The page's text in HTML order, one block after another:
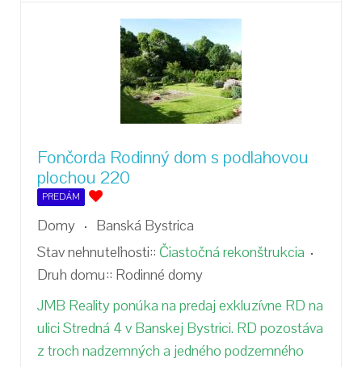
Fončorda Rodinný dom s podlahovou
plochou 220
PREDÁM
Domy
Banská Bystrica
Stav nehnuteľnosti:: Čiastočná rekonštrukcia
Druh domu:: Rodinné domy
JMB Reality ponúka na predaj exkluzívne RD na
ulici Stredná 4 v Banskej Bystrici. RD pozostáva
z troch nadzemných a jedného podzemného